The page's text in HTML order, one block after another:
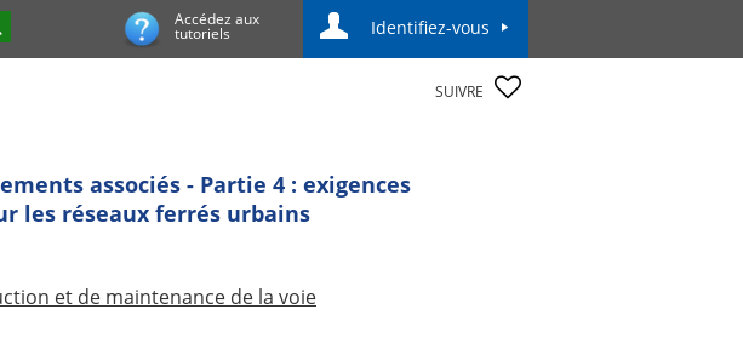
Accédez aux
tutoriels Identifiez-vous
SUIVRE
associés - Partie 4 : exigences
les réseaux ferrés urbains
et de maintenance de la voie